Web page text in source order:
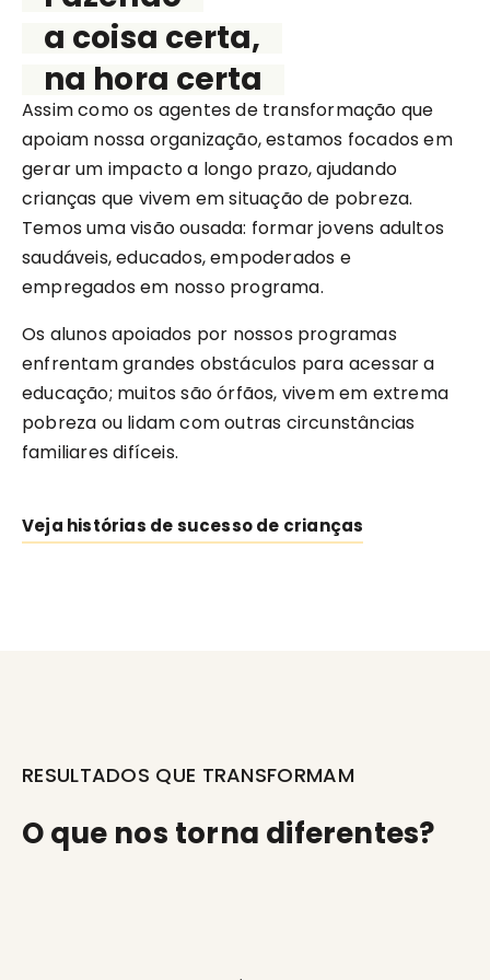
a coisa certa,
na hora certa
Assim como os agentes de transformação que
apoiam nossa organização, estamos focados em
gerar um impacto a longo prazo, ajudando
crianças que vivem em situação de pobreza.
Temos uma visão ousada: formar jovens adultos
saudáveis, educados, empoderados e
empregados em nosso programa.
Os alunos apoiados por nossos programas
enfrentam grandes obstáculos para acessar a
educação; muitos são órfãos, vivem em extrema
pobreza ou lidam com outras circunstâncias
familiares difíceis.
Veja histórias de sucesso de crianças
RESULTADOS QUE TRANSFORMAM
O que nos torna diferentes?